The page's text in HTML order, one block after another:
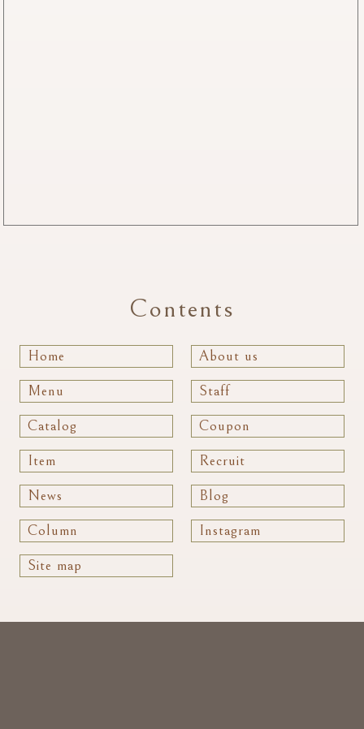
Contents
Home About us
Menu Staff
Catalog Coupon
Item Recruit
News Blog
Column Instagram
Site map